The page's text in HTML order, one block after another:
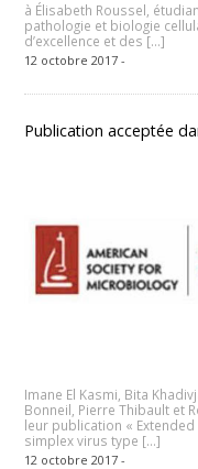
à Élisabeth Roussel,
pathologie et biologie
d’excellence et des […]
12 octobre 2017 -
Publication acceptée
Imane El Kasmi, Bita
Bonneil, Pierre Thibault et
leur publication «
simplex virus type […]
12 octobre 2017 -